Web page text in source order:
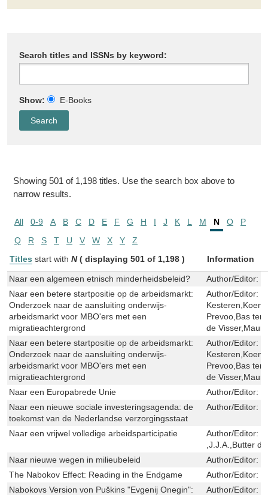
Search titles and ISSNs by keyword:
Show: E-Books
Showing 501 of 1,198 titles. Use the search box above to
narrow results.
All 0-9 A B C D E F G H I J K L M N O
P
Q
R S T U V W X Y
Z
Titles start with N ( displaying 501 of 1,198 ) Information
Naar een algemeen etnisch minderheidsbeleid? Author/Editor:
Naar een betere startpositie op de arbeidsmarkt:
Onderzoek naar de aansluiting onderwijs-
arbeidsmarkt voor MBO'ers met een
migratieachtergrond
Author/Editor:
Kesteren,Koen
Prevoo,Bas ter
de
Naar een betere startpositie op de arbeidsmarkt:
Onderzoek naar de aansluiting onderwijs-
arbeidsmarkt voor MBO'ers met een
migratieachtergrond
Author/Editor:
Kesteren,Koen
Prevoo,Bas ter
de
Naar een Europabrede Unie
Author/Editor:
Naar een nieuwe sociale investeringsagenda: de
toekomst van de Nederlandse verzorgingsstaat
Author/Editor:
Naar een vrijwel volledige arbeidsparticipatie Author/Editor:
,J.J.A.,Butter
Naar nieuwe wegen in milieubeleid
Author/Editor:
The Nabokov Effect: Reading in the Endgame
Author/Editor:
Nabokovs Version von Puškins "Evgenij Onegin":
Author/Editor: